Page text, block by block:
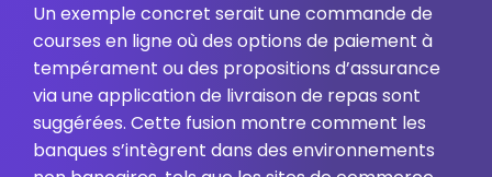
Un exemple concret serait une commande de
courses en ligne où des options de paiement à
tempérament ou des propositions d’assurance
via une application de livraison de repas sont
suggérées. Cette fusion montre comment les
banques s’intègrent dans des environnements